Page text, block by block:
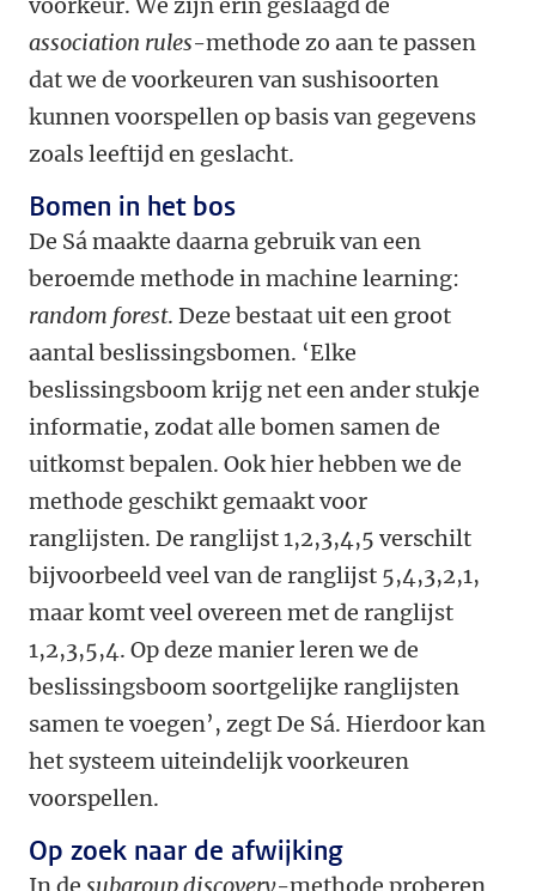
voorkeur. We zijn erin geslaagd de
association rules-methode zo aan te passen
dat we de voorkeuren van sushisoorten
kunnen voorspellen op basis van gegevens
zoals leeftijd en geslacht.
Bomen in het bos
De Sá maakte daarna gebruik van een
beroemde methode in machine learning:
random forest. Deze bestaat uit een groot
aantal beslissingsbomen. ‘Elke
beslissingsboom krijg net een ander stukje
informatie, zodat alle bomen samen de
uitkomst bepalen. Ook hier hebben we de
methode geschikt gemaakt voor
ranglijsten. De ranglijst 1,2,3,4,5 verschilt
bijvoorbeeld veel van de ranglijst 5,4,3,2,1,
maar komt veel overeen met de ranglijst
1,2,3,5,4. Op deze manier leren we de
beslissingsboom soortgelijke ranglijsten
samen te voegen’, zegt De Sá. Hierdoor kan
het systeem uiteindelijk voorkeuren
voorspellen.
Op zoek naar de afwijking